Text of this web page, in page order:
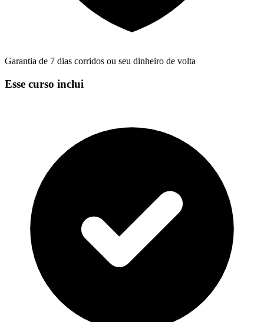
Garantia de 7 dias corridos ou seu dinheiro de volta
Esse curso inclui